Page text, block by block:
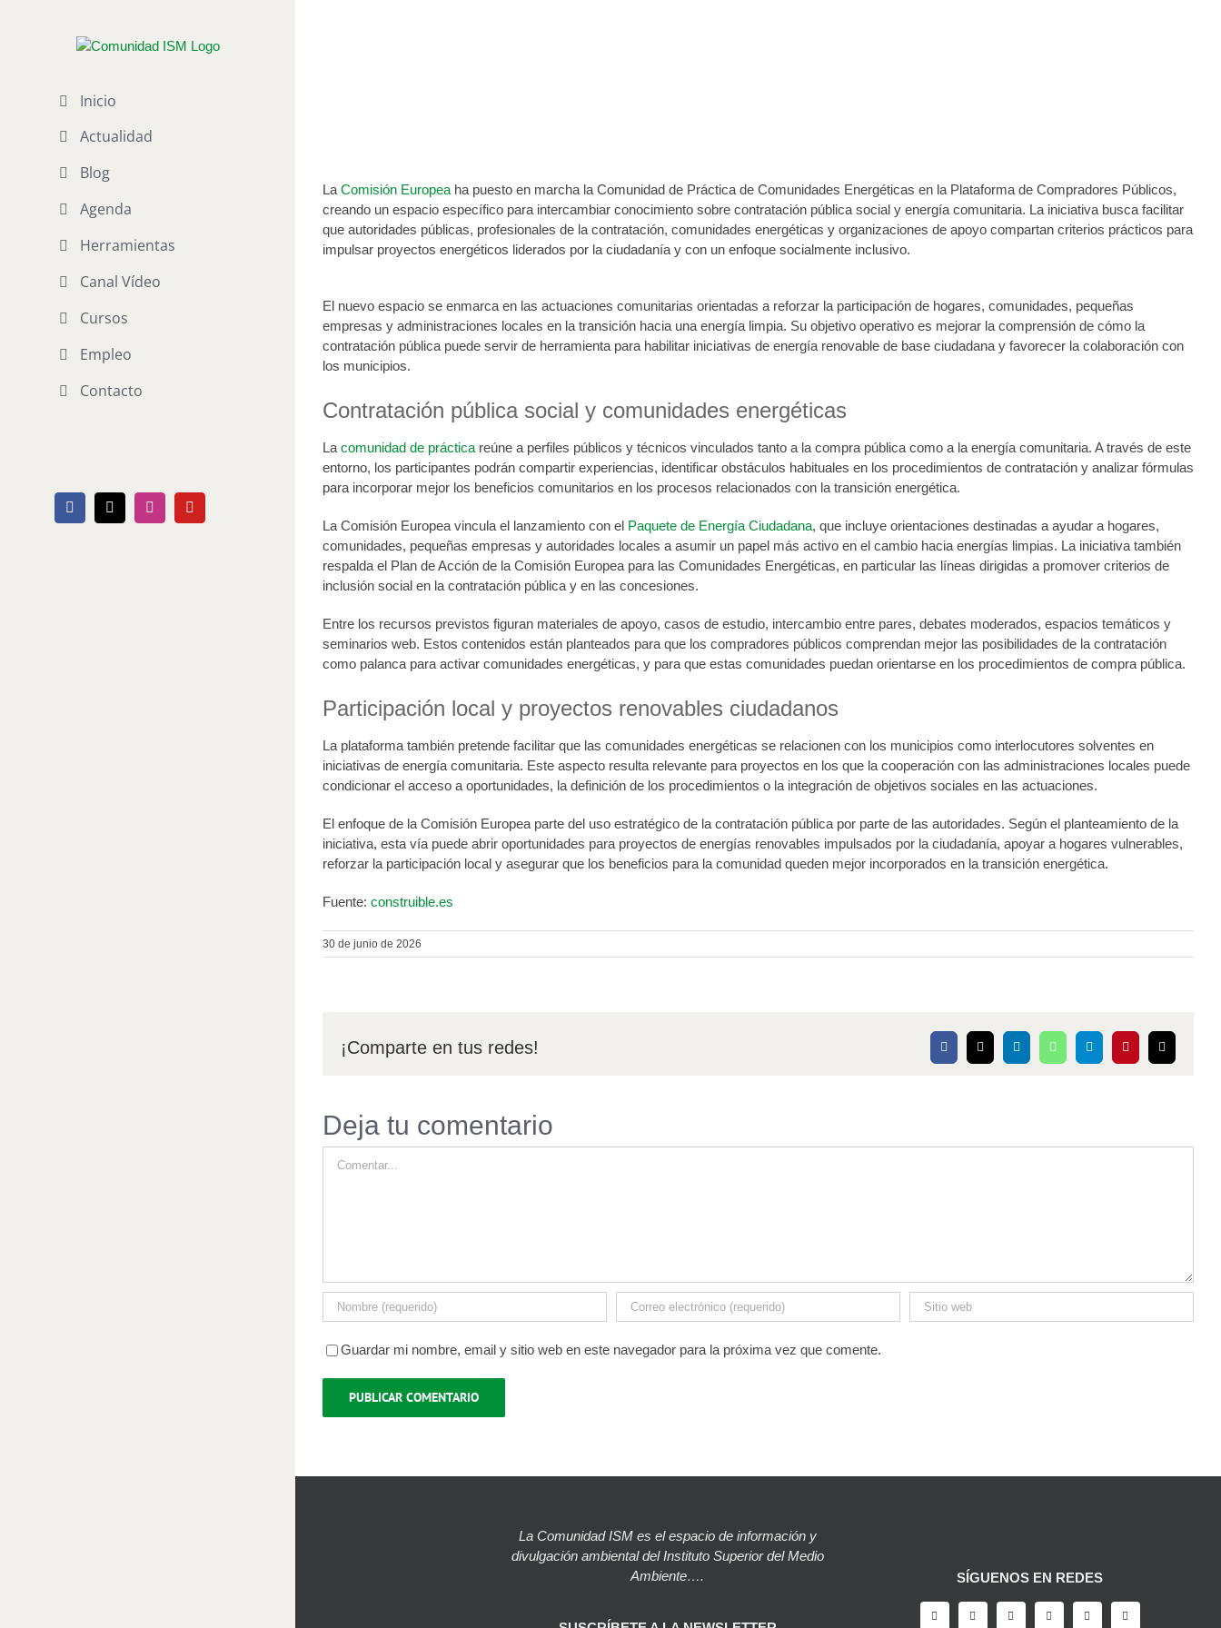
Inicio
Actualidad
Blog
Agenda
Herramientas
Canal Vídeo
Cursos
Empleo
Contacto
Facebook
X InstagramYouTube
La Comisión Europea ha puesto en marcha la Comunidad de Práctica de Comunidades Energéticas en la Plataforma de Compradores Públicos,
creando un espacio específico para intercambiar conocimiento sobre contratación pública social y energía comunitaria. La iniciativa busca facilitar
que autoridades públicas, profesionales de la contratación, comunidades energéticas y organizaciones de apoyo compartan criterios prácticos para
impulsar proyectos energéticos liderados por la ciudadanía y con un enfoque socialmente inclusivo.
El nuevo espacio se enmarca en las actuaciones comunitarias orientadas a reforzar la participación de hogares, comunidades, pequeñas
empresas y administraciones locales en la transición hacia una energía limpia. Su objetivo operativo es mejorar la comprensión de cómo la
contratación pública puede servir de herramienta para habilitar iniciativas de energía renovable de base ciudadana y favorecer la colaboración con
los municipios.
Contratación pública social y comunidades energéticas
La comunidad de práctica reúne a perfiles públicos y técnicos vinculados tanto a la compra pública como a la energía comunitaria. A través de este
entorno, los participantes podrán compartir experiencias, identificar obstáculos habituales en los procedimientos de contratación y analizar fórmulas
para incorporar mejor los beneficios comunitarios en los procesos relacionados con la transición energética.
La Comisión Europea vincula el lanzamiento con el Paquete de Energía Ciudadana, que incluye orientaciones destinadas a ayudar a hogares,
comunidades, pequeñas empresas y autoridades locales a asumir un papel más activo en el cambio hacia energías limpias. La iniciativa también
respalda el Plan de Acción de la Comisión Europea para las Comunidades Energéticas, en particular las líneas dirigidas a promover criterios de
inclusión social en la contratación pública y en las concesiones.
Entre los recursos previstos figuran materiales de apoyo, casos de estudio, intercambio entre pares, debates moderados, espacios temáticos y
seminarios web. Estos contenidos están planteados para que los compradores públicos comprendan mejor las posibilidades de la contratación
como palanca para activar comunidades energéticas, y para que estas comunidades puedan orientarse en los procedimientos de compra pública.
Participación local y proyectos renovables ciudadanos
La plataforma también pretende facilitar que las comunidades energéticas se relacionen con los municipios como interlocutores solventes en
iniciativas de energía comunitaria. Este aspecto resulta relevante para proyectos en los que la cooperación con las administraciones locales puede
condicionar el acceso a oportunidades, la definición de los procedimientos o la integración de objetivos sociales en las actuaciones.
El enfoque de la Comisión Europea parte del uso estratégico de la contratación pública por parte de las autoridades. Según el planteamiento de la
iniciativa, esta vía puede abrir oportunidades para proyectos de energías renovables impulsados por la ciudadanía, apoyar a hogares vulnerables,
reforzar la participación local y asegurar que los beneficios para la comunidad queden mejor incorporados en la transición energética.
Fuente: construible.es
30 de junio de 2026
¡Comparte en tus redes! Facebook
X LinkedInWhatsAppTelegramPinterestCorreo
electrónico
Deja tu comentario
Guardar mi nombre, email y sitio web en este navegador para la próxima vez que comente.
La Comunidad ISM es el espacio de información y
divulgación ambiental del Instituto Superior del Medio
Ambiente….
SÍGUENOS EN REDES